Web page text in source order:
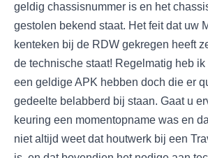
geldig chassisnummer is en het
gestolen bekend staat. Het feit dat uw
kenteken bij de RDW gekregen heeft
de technische staat! Regelmatig heb
een geldige APK hebben doch die er
gedeelte belabberd bij staan. Gaat u
keuring een momentopname was en
niet altijd weet dat houtwerk bij een